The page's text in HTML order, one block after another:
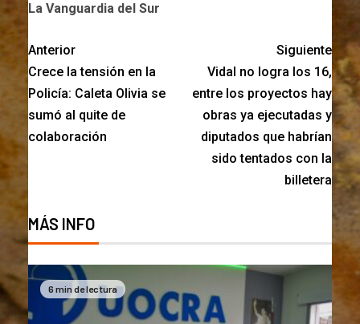
La Vanguardia del Sur
Anterior
Crece la tensión en la
Policía: Caleta Olivia se
sumó al quite de
colaboración
Siguiente
Vidal no logra los 16,
entre los proyectos hay
obras ya ejecutadas y
diputados que habrían
sido tentados con la
billetera
MÁS INFO
6 min de lectura